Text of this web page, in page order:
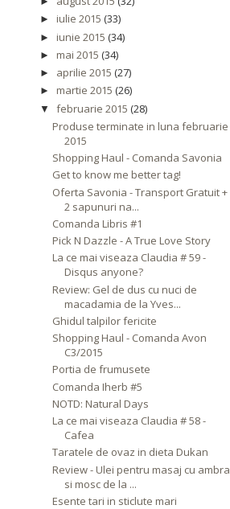
► iulie 2015 (33)
► iunie 2015 (34)
► mai 2015 (34)
► aprilie 2015 (27)
► martie 2015 (26)
▼ februarie 2015 (28)
Produse terminate in luna februarie
2015
Shopping Haul - Comanda Savonia
Get to know me better tag!
Oferta Savonia - Transport Gratuit +
2 sapunuri na...
Comanda Libris #1
Pick N Dazzle - A True Love Story
La ce mai viseaza Claudia # 59 -
Disqus anyone?
Review: Gel de dus cu nuci de
macadamia de la Yves...
Ghidul talpilor fericite
Shopping Haul - Comanda Avon
C3/2015
Portia de frumusete
Comanda Iherb #5
NOTD: Natural Days
La ce mai viseaza Claudia # 58 -
Cafea
Taratele de ovaz in dieta Dukan
Review - Ulei pentru masaj cu ambra
si mosc de la ...
Esente tari in sticlute mari